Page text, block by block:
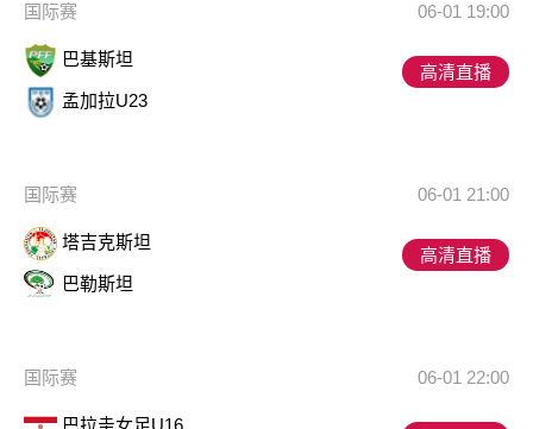
国际赛 06-01 19:00
巴基斯坦
孟加拉U23
高清直播
国际赛 06-01 21:00
塔吉克斯坦
巴勒斯坦
高清直播
国际赛 06-01 22:00